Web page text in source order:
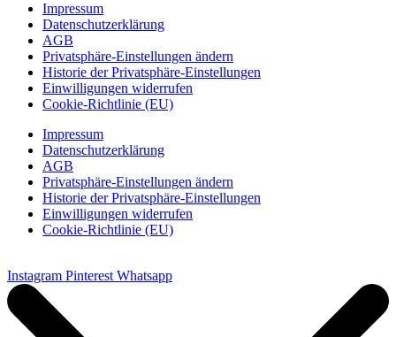
Impressum
Datenschutzerklärung
AGB
Privatsphäre-Einstellungen ändern
Historie der Privatsphäre-Einstellungen
Einwilligungen widerrufen
Cookie-Richtlinie (EU)
Impressum
Datenschutzerklärung
AGB
Privatsphäre-Einstellungen ändern
Historie der Privatsphäre-Einstellungen
Einwilligungen widerrufen
Cookie-Richtlinie (EU)
Instagram Pinterest Whatsapp